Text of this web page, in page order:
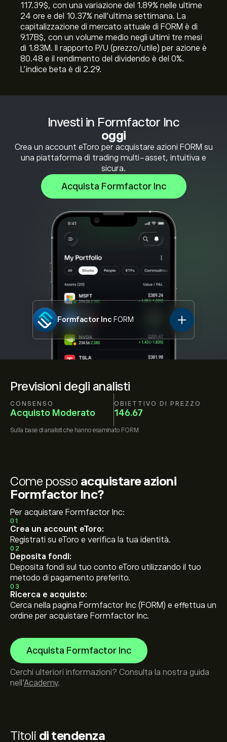
Previsioni degli analisti
CONSENSO
Acquisto Moderato
OBIETTIVO DI PREZZO
146.67
Sulla base di analisti che hanno esaminato FORM
Investi in Formfactor Inc
oggi
Crea un account eToro per acquistare azioni FORM su
una piattaforma di trading multi-asset, intuitiva e
sicura.
Acquista Formfactor Inc
Formfactor Inc FORM
Titoli di tendenza
117.39‎$‎, con una variazione del ‎1.89‎% nelle ultime
24 ore e del ‎10.37‎% nell'ultima settimana. La
capitalizzazione di mercato attuale di FORM è di
9.17B‎$‎, con un volume medio negli ultimi tre mesi
di 1.83M. Il rapporto P/U (prezzo/utile) per azione è
80.48 e il rendimento del dividendo è del 0%.
L'indice beta è di 2.29.
Come posso acquistare azioni
Formfactor Inc?
Per acquistare Formfactor Inc:
01
Crea un account eToro:
Registrati su eToro e verifica la tua identità.
02
Deposita fondi:
Deposita fondi sul tuo conto eToro utilizzando il tuo
metodo di pagamento preferito.
03
Ricerca e acquisto:
Cerca nella pagina Formfactor Inc (FORM) e effettua un
ordine per acquistare Formfactor Inc.
Acquista Formfactor Inc
Cerchi ulteriori informazioni? Consulta la nostra guida
nell’Academy.